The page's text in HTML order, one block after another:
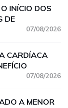
INÍCIO DOS
DE
07/08/2026
CARDÍACA
07/08/2026
A MENOR